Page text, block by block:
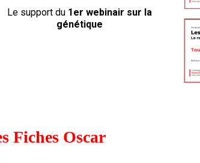
Le support du 1er webinair sur la
génétique
Fiches Oscar